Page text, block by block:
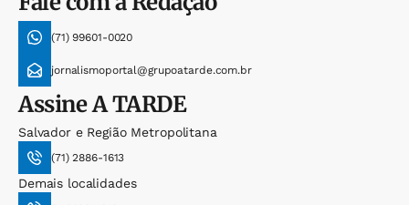
(71) 99601-0020
jornalismoportal@grupoatarde.com.br
AssineA TARDE
Salvador e Região Metropolitana
(71) 2886-1613
Demais localidades